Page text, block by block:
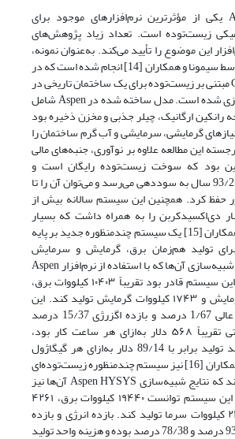
نرم‌افزار Aspen Plus یکی از مؤثرترین نرم‌افزارهای موجود برای
زیست‌توده است. تعداد زیاد پژوهش‌های
این موضوع را تأیید می‌کند. به‌عنوان نمونه،
مطالعه بسیار جالبی توسط سیمونا و همکاران [14] انجام شده است که در
آن یک سیستم CCHP مبتنی بر زیست‌توده برای یک ساختمان تاریخی در
پروجا، ایتالیا شبیه‌سازی شده است. مدل ساخته شده در Aspen شامل
رانکین ارگانیک، چیلر جذبی و مخزن ذخیره بود
گرمایشی، سرمایشی و آب گرم ساختمان را
این مطالعه علاوه بر نوآوری، جنبه‌های مالی
بود که سوخت زیست‌توده رایگان است و
سرمایه‌گذاری پس از 93/2 سال به سوددهی می‌رسد و می‌توان آن را تا
حفظ کرد. همچنین این سیستم سالانه بیش از
دی‌اکسیدکربن را به همراه داشت که بسیار
چشمگیر است. ژو و همکاران [15] یک سیستم چندمنظوره جدید بر پایه
تولید هم‌زمان برق، گرمایش و سرمایش
پیشنهاد کردند. طبق شبیه‌سازی آن‌ها که با استفاده از نرم‌افزار Aspen
HYSYS انجام شد، این سیستم قادر بود تقریباً ۱۰۴۰۳ کیلووات برق،
4/4927 کیلووات سرمایش و ۱۷۴۳ کیلووات گرمایش تولید کند. این
سیستم بازده انرژی عالی 1/67 درصد و بازده اگزرژی 15/37 درصد
داشت. هزینه عملیاتی تقریباً ۵۶۸ دلار به‌ازای هر ساعت کار بود،
درحالی‌که هزینه واحد تولید برابر با 89/14 دلار به‌ازای هر گیگاژول
گزارش شد. وانگ و همکاران [16] نیز سیستم چندمنظوره زیست‌توده‌ای
مشابهی پیشنهاد دادند که نتایج شبیه‌سازی Aspen HYSYS آن‌ها نیز
بسیار چشمگیر بود. این سیستم توانست ۱۹۴۴۰ کیلووات برق، ۴۲۶۱
کیلووات گرما و ۲۴۷۸ کیلووات سرما تولید کند. بازده انرژی و بازده
اگزرژی به ترتیب 93/53 درصد و 78/38 درصد بوده و هزینه واحد تولید